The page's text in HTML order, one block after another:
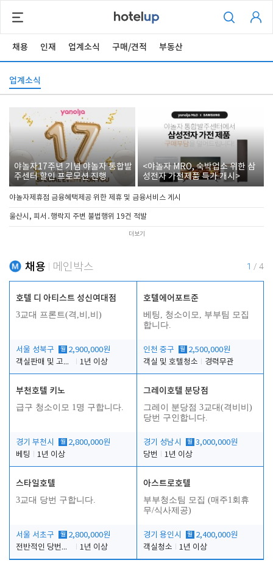
채용 인재 업계소식 구매/견적 부동산
업계소식
야놀자17주년 기념 야놀자 통합발
주센터 할인 프로모션 진행
<야놀자 MRO, 숙박업소 위한 삼
성전자 가전제품 특가 개시>
야놀자제휴점 금융혜택제공 위한 제휴 및 금융서비스 게시
울산시, 피서․행락지 주변 불법행위 19건 적발
더보기
채용 메인박스 1 / 4
호텔 디 아티스트 성신여대점
3교대 프론트(격,비,비)
서울 성북구 월 2,900,000원
객실판매 및 고객응대
1년 이상
호텔에어포트준
베팅, 청소이모, 부부팀 모집
합니다.
인천 중구 월 2,500,000원
객실 및 호텔청소
경력무관
부천호텔 키노
급구 청소이모 1명 구합니다.
경기 부천시 월 2,800,000원
베팅
1년 이상
그레이호텔 분당점
그레이 분당점 3교대(격비비)
당번 구인합니다.
경기 성남시 월 3,000,000원
당번
1년 이상
스타일호텔
3교대 당번 구합니다.
서울 서초구 월 2,800,000원
전반적인 당번업무
1년 이상
아스트로호텔
부부청소팀 모집 (매주1회휴
무/식사제공)
경기 용인시 월 2,400,000원
객실청소
1년 이상